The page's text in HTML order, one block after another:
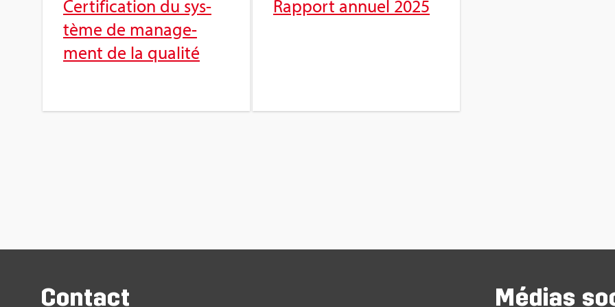
Cer­ti­fi­ca­tion du sys­
tème de mana­ge­
ment de la qua­lité
Rap­port annuel 2025
Contact Médias